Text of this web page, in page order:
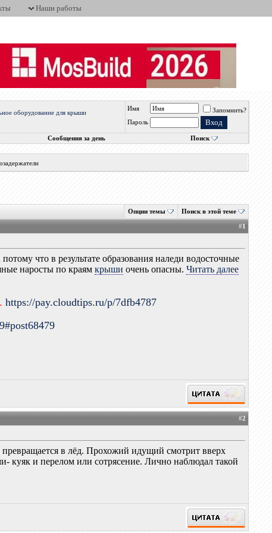
Наши работы
оборудование для крыши
Имя
Запомнить?
Пароль
Сообщения за день Поиск
Опции темы Поиск в этой теме
#1
что в результате образования наледи водосточные
наросты по краямкрыши очень опасны.Читать далее
https://pay.cloudtips.ru/p/7dfb4787
#2
превращается в лёд. Прохожий идущий смотрит вверх
куяк и перелом или сотрясение. Лично наблюдал такой